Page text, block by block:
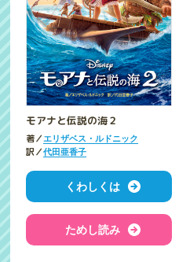
モアナと伝説の海２
著／エリザベス・ルドニック
訳／代田亜香子
くわしくは
ためし読み